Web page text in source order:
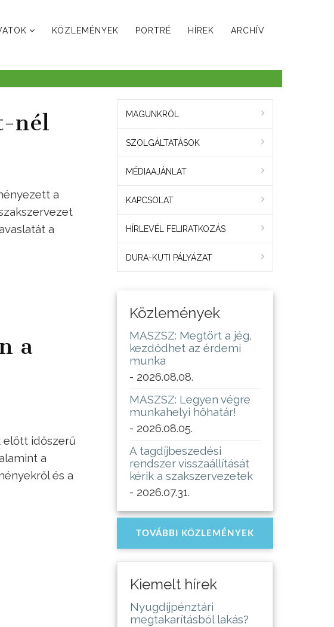
KÖZLEMÉNYEK PORTRÉ HÍREK ARCHÍV
nél
a
a
a
előtt időszerű
a
és a
MAGUNKRÓL
SZOLGÁLTATÁSOK
MÉDIAAJÁNLAT
KAPCSOLAT
HÍRLEVÉL FELIRATKOZÁS
DURA-KUTI PÁLYÁZAT
Közlemények
MASZSZ: Megtört a jég,
kezdődhet az érdemi
munka
- 2026.08.08.
MASZSZ: Legyen végre
munkahelyi hőhatár!
- 2026.08.05.
A tagdíjbeszedési
rendszer visszaállítását
kérik a szakszervezetek
- 2026.07.31.
TOVÁBBI KÖZLEMÉNYEK
Kiemelt hírek
Nyugdíjpénztári
megtakarításból lakás?